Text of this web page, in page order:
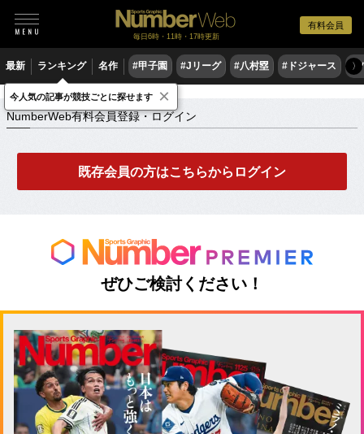
有料会員
毎日6時・11時・17時更新
最新 ランキング 名作 #甲子園 #Jリーグ #八村塁 #ドジャース #
〉
NumberWeb有料会員登録・ログイン
NumberWeb有料会員登録・ログイン
既存会員の方はこちらからログイン
ぜひご検討ください！
今人気の記事が競技ごとに探せます ×